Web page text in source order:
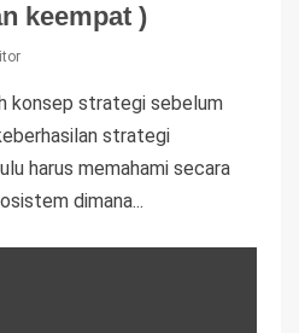
keempat )
konsep strategi sebelum
strategi
harus memahami secara
dimana...